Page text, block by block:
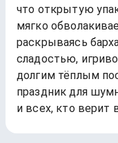
что открытую
мягко
раскрываясь
сладостью,
долгим тёплым
праздник для
и всех, кто верит